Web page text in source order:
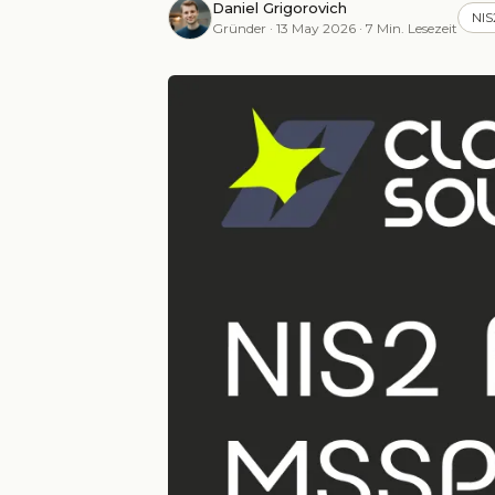
Daniel Grigorovich
Gründer · 13 May 2026 · 7 Min. Lesezeit